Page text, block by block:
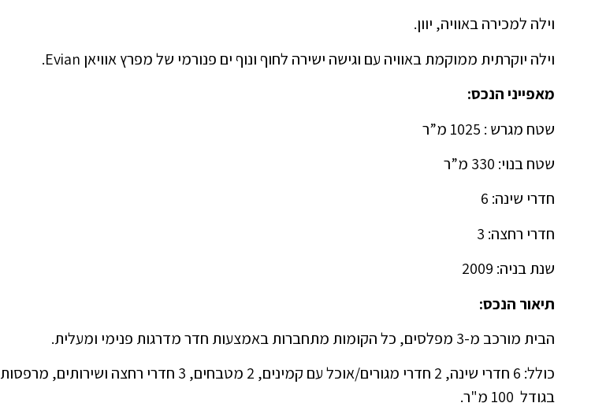
וילה למכירה באוויה, יוון.
וילה יוקרתית ממוקמת באוויה עם וגישה ישירה לחוף ונוף ים פנורמי של מפרץ אוויאן Evian.
מאפייני הנכס:
שטח מגרש : 1025 מ”ר
שטח בנוי: 330 מ”ר
חדרי שינה: 6
חדרי רחצה: 3
שנת בניה: 2009
תיאור הנכס:
הבית מורכב מ-3 מפלסים, כל הקומות מתחברות באמצעות חדר מדרגות פנימי ומעלית.
כולל: 6 חדרי שינה, 2 חדרי מגורים/אוכל עם קמינים, 2 מטבחים, 3 חדרי רחצה ושירותים, מרפסות
בגודל 100 מ"ר.